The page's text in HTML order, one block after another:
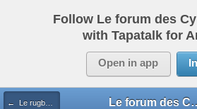
Follow Le forum des
with Tapatalk for
Open in app
← Le rugby international Le forum